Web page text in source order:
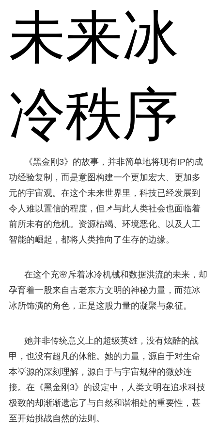
未来冰
冷秩序
《黑金刚3》的故事，并非简单地将现有IP的成
功经验复制，而是意图构建一个更加宏大、更加多
元的宇宙观。在这个未来世界里，科技已经发展到
令人难以置信的程度，但📌与此人类社会也面临着
前所未有的危机。资源枯竭、环境恶化、以及人工
智能的崛起，都将人类推向了生存的边缘。
在这个充🌸斥着冰冷机械和数据洪流的未来，却
孕育着一股来自古老东方文明的神秘力量，而范冰
冰所饰演的角色，正是这股力量的凝聚与象征。
她并非传统意义上的超级英雄，没有炫酷的战
甲，也没有超凡的体能。她的力量，源自于对生命
本💡源的深刻理解，源自于与宇宙规律的微妙连
接。在《黑金刚3》的设定中，人类文明在追求科技
极致的却渐渐遗忘了与自然和谐相处的重要性，甚
至开始挑战自然的法则。